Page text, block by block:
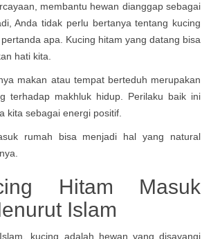
membantu hewan dianggap sebagai
Anda tidak perlu bertanya tentang kucing
apa. Kucing hitam yang datang bisa
hati kita.
makan atau tempat berteduh merupakan
terhadap makhluk hidup. Perilaku baik ini
kita sebagai energi positif.
Hitam Masuk
Islam
kucing adalah hewan yang disayangi